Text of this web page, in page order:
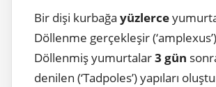
Bir dişi kurbağa yüzlerce
Döllenme gerçekleşir
Döllenmiş yumurtalar3 gün
denilen (‘Tadpoles’) yapıları